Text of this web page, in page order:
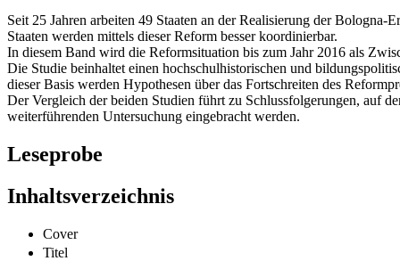
Seit 25 Jahren arbeiten 49 Staaten an der Realisierung der
Staaten werden mittels dieser Reform besser koordinierbar.
In diesem Band wird die Reformsituation bis zum Jahr 2016 als
Die Studie beinhaltet einen hochschulhistorischen und
dieser Basis werden Hypothesen über das Fortschreiten des
Der Vergleich der beiden Studien führt zu Schlussfolgerungen, auf
weiterführenden Untersuchung eingebracht werden.
Leseprobe
Inhaltsverzeichnis
Cover
Titel